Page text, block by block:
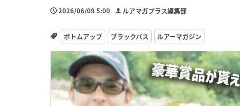
2026/06/09 5:00 ルアマガプラス編集部
ボトムアップ ブラックバス ルアーマガジン